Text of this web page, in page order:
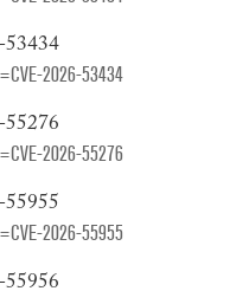
53434
2026-53434
55276
2026-55276
2026-55955
55956